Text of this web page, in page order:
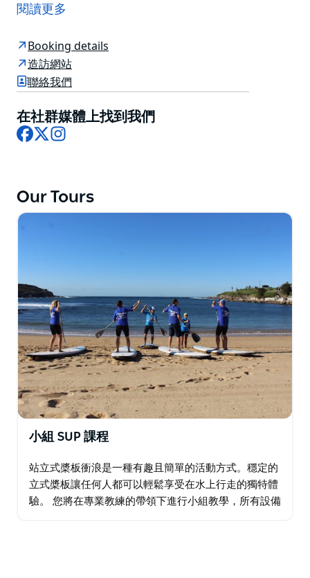
Lets Go Surfing（成立於1995年）以將衝浪運動推向旅
旅——Lets Go立式槳板衝浪。
Lets Go Surfing團隊與當地議會蘭德威克市議會和蘭德
威克市旅遊公司緊密合作，將帶您探索悉尼鮮為人知的秘
園、馬拉巴爾海灘和法國人灣。
立式槳板衝浪是享受和體驗雪梨平靜海岸線、砂岩海灣和
提供私人課程和企業團體課程。
閱讀更多
Booking details
造訪網站
聯絡我們
在社群媒體上找到我們
Facebook
X
Our Tours
小組 SUP 課程
站立式槳板衝浪是一種有趣且簡單的活動方式。穩定的
立式槳板讓任何人都可以輕鬆享受在水上行走的獨特體
驗。 您將在專業教練的帶領下進行小組教學，所有設備